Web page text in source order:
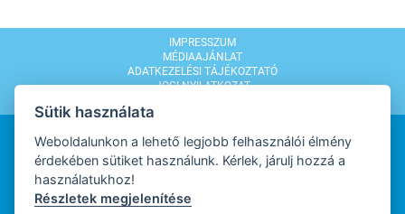
IMPRESSZUM
MÉDIAAJÁNLAT
ADATKEZELÉSI TÁJÉKOZTATÓ
JOGI NYILATKOZAT
WEBDESIGN
Sütik használata
Weboldalunkon a lehető legjobb felhasználói élmény
érdekében sütiket használunk. Kérlek, járulj hozzá a
használatukhoz!
Részletek megjelenítése